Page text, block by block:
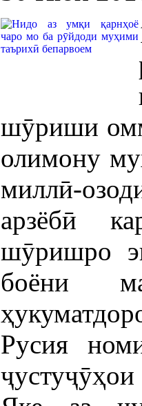
шӯриши
олимону
миллӣ-
арзёбӣ
шӯришро
боёни
Русия